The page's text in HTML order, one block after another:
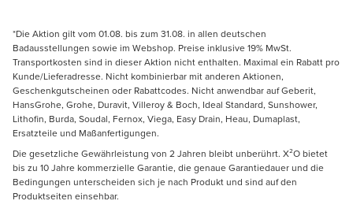
*Die Aktion gilt vom 01.08. bis zum 31.08. in allen deutschen
Badausstellungen sowie im Webshop. Preise inklusive 19% MwSt.
Transportkosten sind in dieser Aktion nicht enthalten. Maximal ein Rabatt pro
Kunde/Lieferadresse. Nicht kombinierbar mit anderen Aktionen,
Geschenkgutscheinen oder Rabattcodes. Nicht anwendbar auf Geberit,
HansGrohe, Grohe, Duravit, Villeroy & Boch, Ideal Standard, Sunshower,
Lithofin, Burda, Soudal, Fernox, Viega, Easy Drain, Heau, Dumaplast,
Ersatzteile und Maßanfertigungen.
Die gesetzliche Gewährleistung von 2 Jahren bleibt unberührt. X²O bietet
bis zu 10 Jahre kommerzielle Garantie, die genaue Garantiedauer und die
Bedingungen unterscheiden sich je nach Produkt und sind auf den
Produktseiten einsehbar.